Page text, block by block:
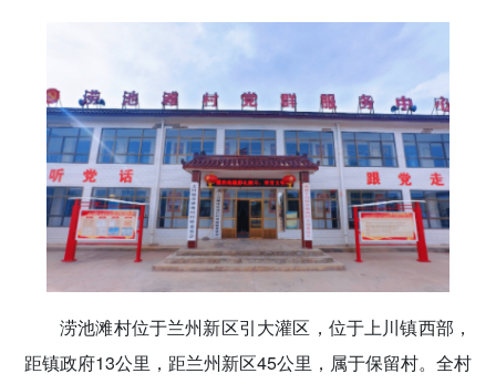
涝池滩村位于兰州新区引大灌区，位于上川镇西部，
距镇政府13公里，距兰州新区45公里，属于保留村。全村